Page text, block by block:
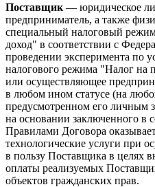
Поставщик — юридическое
предприниматель, а также
специальный налоговый
доход" в соответствии с
проведении эксперимента по
налогового режима "Налог на
или осуществляющее
в любом ином статусе (на
предусмотренном его личным
на основании заключенного в
Правилами Договора
технологические услуги при
в пользу Поставщика в целях
оплаты реализуемых
объектов гражданских прав.